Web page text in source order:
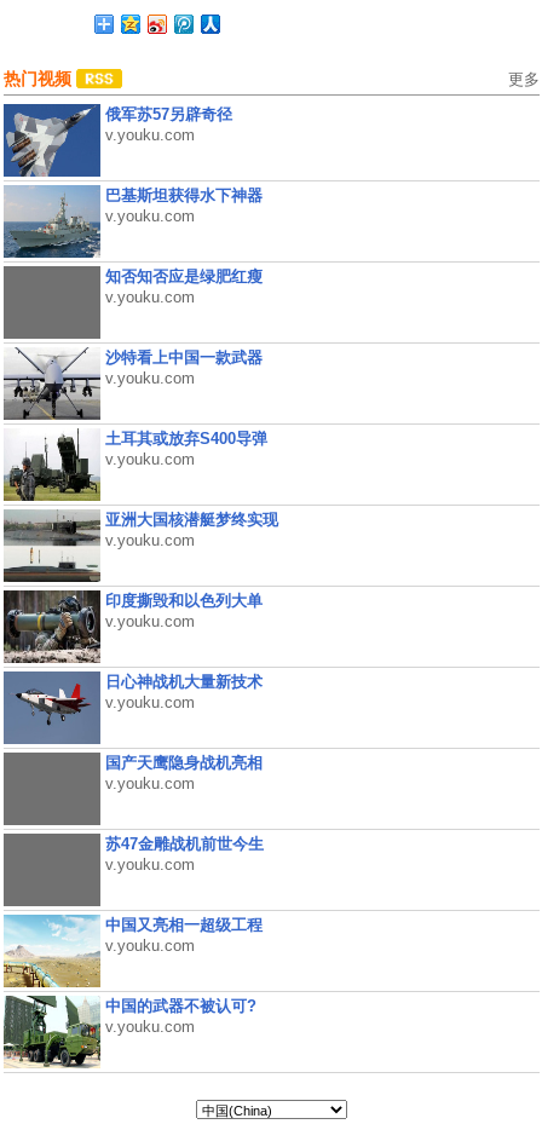
热门视频 更多
俄军苏57另辟奇径
v.youku.com
巴基斯坦获得水下神器
v.youku.com
知否知否应是绿肥红瘦
v.youku.com
沙特看上中国一款武器
v.youku.com
土耳其或放弃S400导弹
v.youku.com
亚洲大国核潜艇梦终实现
v.youku.com
印度撕毁和以色列大单
v.youku.com
日心神战机大量新技术
v.youku.com
国产天鹰隐身战机亮相
v.youku.com
苏47金雕战机前世今生
v.youku.com
中国又亮相一超级工程
v.youku.com
中国的武器不被认可?
v.youku.com